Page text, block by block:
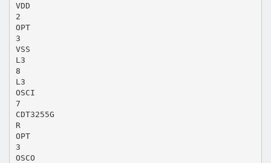
VDD
2
OPT
3
VSS
L3
8
L3
OSCI
7
CDT3255G
R
OPT
3
OSCO